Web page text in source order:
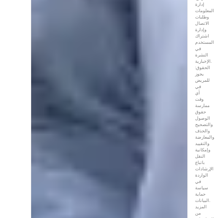
إدارة
المعلومات
وطلبات
الاتصال
وإدارة
اشتراك
المستخدم
في
النشرة
الحقوق:
يجوز
للمريض
في
أي
وقت
ممارسة
حقوق
الوصول
والتصحيح
والحذف
والمعارضة
والتقييد
وإمكانية
النقل
باتباع
الإرشادات
الواردة
في
سياسة
حماية
المزيد
من